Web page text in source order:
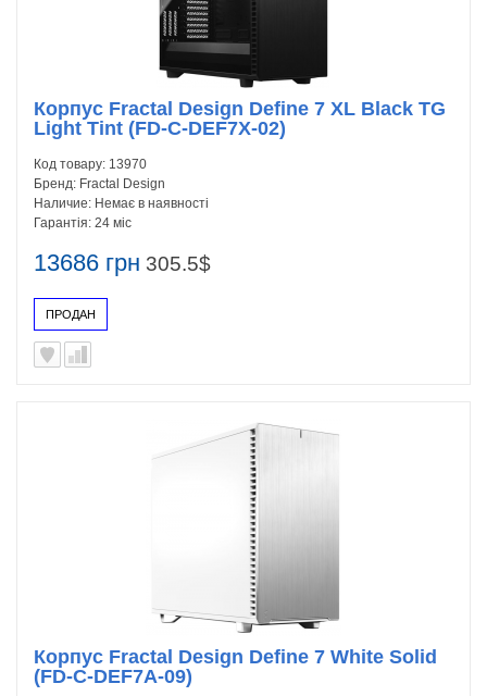
13686 грн 305.5$
ПРОДАН
Корпус Fractal Design Define 7 XL Black TG
Light Tint (FD-C-DEF7X-02)
Код товару: 13970
Бренд: Fractal Design
Наличие: Немає в наявності
Гарантія: 24 міс
Корпус Fractal Design Define 7 White Solid
(FD-C-DEF7A-09)